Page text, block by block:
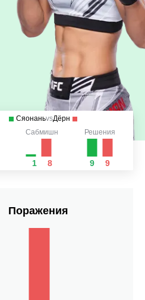
СяонаньvsДёрн
Сабмишн
1 8
Решения
9 9
Поражения